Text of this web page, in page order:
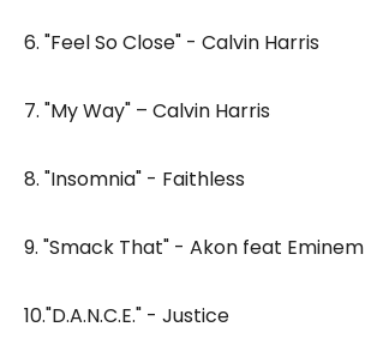
6. "Feel So Close" - Calvin Harris
7. "My Way" – Calvin Harris
8. "Insomnia" - Faithless
9. "Smack That" - Akon feat Eminem
10."D.A.N.C.E." - Justice